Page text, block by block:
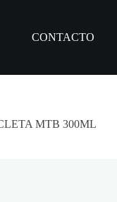
CONTACTO
MTB 300ML